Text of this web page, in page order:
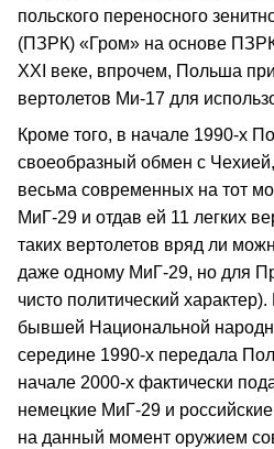
польского переносного
(ПЗРК) «Гром» на основе
ХХI веке, впрочем, Польша
вертолетов Ми-17 для
Кроме того, в начале 1990-х
своеобразный обмен с
весьма современных на тот
МиГ-29 и отдав ей 11 легких
таких вертолетов вряд ли
даже одному МиГ-29, но для
чисто политический
бывшей Национальной
середине 1990-х передала
начале 2000-х фактически
немецкие МиГ-29 и
на данный момент оружием